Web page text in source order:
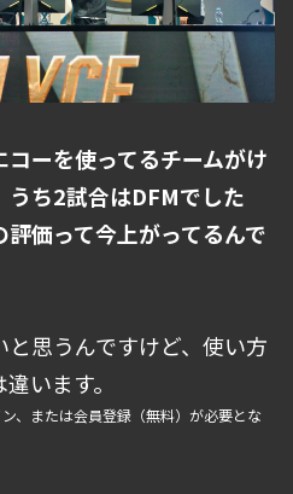
ーを使ってるチームがけ
うち2試合はDFMでした
価って今上がってるんで
と思うんですけど、使い方
います。
、または会員登録（無料）が必要とな